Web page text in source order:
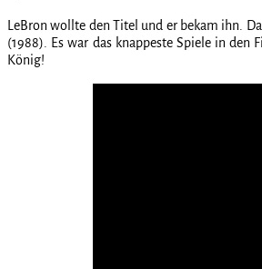
LeBron wollte den Titel und er bekam ihn.
(1988). Es war das knappeste Spiele in den
König!